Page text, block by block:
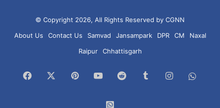
© Copyright 2026, All Rights Reserved by CGNN
About Us
Contact Us Samvad Jansampark DPR CM
Naxal
Raipur
Chhattisgarh
Facebook PinterestYouTubeReddit TumblrInstagram